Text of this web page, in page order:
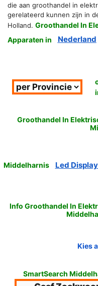
die aan groothandel in
gerelateerd kunnen zijn in
Holland. Groothandel In
Apparaten in
Nederland
Groothandel In
Middelharnis Led
Info Groothandel In
Kies
SmartSearch